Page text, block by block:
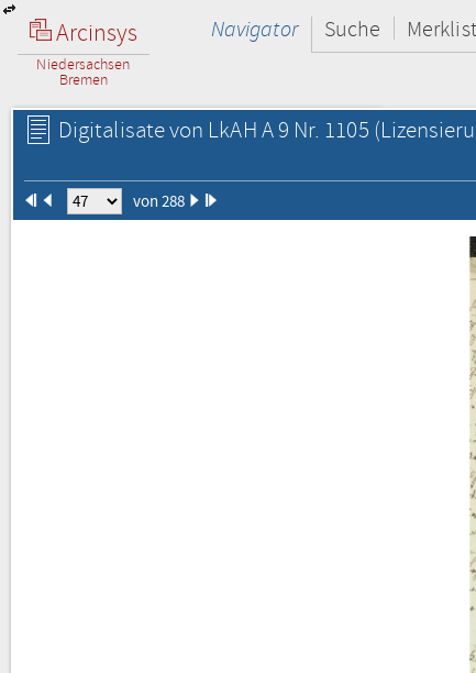
Arcinsys
Niedersachsen
Bremen
Navigator Suche
Digitalisate von LkAH A 9 Nr. 1105
von 288